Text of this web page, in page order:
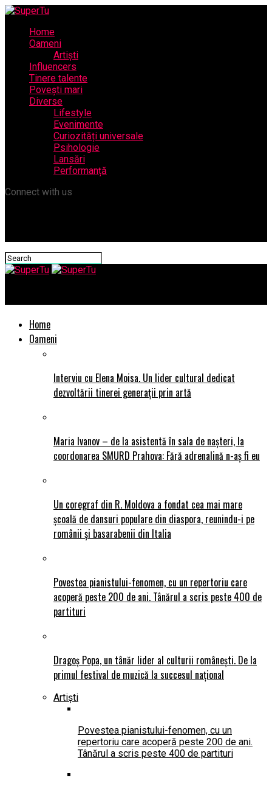
Home
Oameni
Artiști
Influencers
Tinere talente
Povești mari
Diverse
Lifestyle
Evenimente
Curiozități universale
Psihologie
Lansări
Performanță
Connect with us
Home
Oameni
Interviu cu Elena Moisa. Un lider cultural dedicat
dezvoltării tinerei generații prin artă
Maria Ivanov – de la asistentă în sala de nașteri, la
coordonarea SMURD Prahova: Fără adrenalină n-aș fi eu
Un coregraf din R. Moldova a fondat cea mai mare
școală de dansuri populare din diaspora, reunindu-i pe
românii și basarabenii din Italia
Povestea pianistului-fenomen, cu un repertoriu care
acoperă peste 200 de ani. Tânărul a scris peste 400 de
partituri
Dragoș Popa, un tânăr lider al culturii românești. De la
primul festival de muzică la succesul național
Artiști
Povestea pianistului-fenomen, cu un
repertoriu care acoperă peste 200 de ani.
Tânărul a scris peste 400 de partituri